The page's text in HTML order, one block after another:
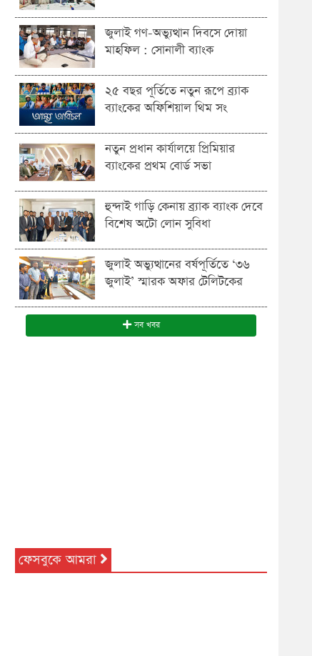
জুলাই গণ-অভ্যুত্থান দিবসে দোয়া
মাহফিল : সোনালী ব্যাংক
২৫ বছর পূর্তিতে নতুন রূপে ব্র্যাক
ব্যাংকের অফিশিয়াল থিম সং
নতুন প্রধান কার্যালয়ে প্রিমিয়ার
ব্যাংকের প্রথম বোর্ড সভা
হুন্দাই গাড়ি কেনায় ব্র্যাক ব্যাংক দেবে
বিশেষ অটো লোন সুবিধা
জুলাই অভ্যুত্থানের বর্ষপূর্তিতে ‘৩৬
জুলাই’ স্মারক অফার টেলিটকের
সব খবর
ফেসবুকে আমরা